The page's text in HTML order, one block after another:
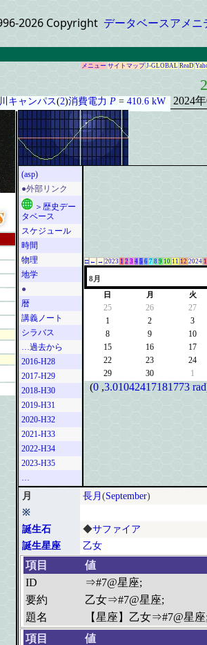
2026 Copyright データベースアメニ
メニュー サイトマップ J-GLOBAL ReaD
キャンパス(2)消費電力 P= 410.6 kW 2024
(asp)
●外部リンク
＞歴史デー
タベース
スケジュール
時間
物理
地学
●
暦
講義ノート
シラバス
…過去から
2016-H28
2017-H29
2018-H30
2019-H31
2020-H32
2021-H33
2022-H34
2023-H35
…
□ ← → 2023 1 2 3 4 5 6 7 8 9 10 11 12 2024 1
8月
日 月 火
25 26
27
1
2
3
8
9
10
15
16
17
22
23
24
29
30 1
(0 ,3.01042417181773 rad
月 長月 (September)
※
誕生石
◆サファイア
誕生星座
乙女
項目
値
ID
⇒#7@星座;
要約
乙女⇒#7@星座;
題名
【星座】乙女⇒#7@星
項目
値